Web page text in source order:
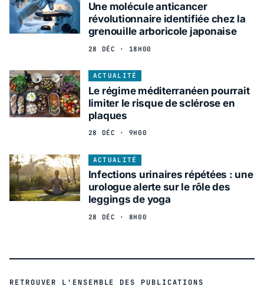
Une molécule anticancer
révolutionnaire identifiée chez la
grenouille arboricole japonaise
28 DÉC · 18H00
ACTUALITÉ
Le régime méditerranéen pourrait
limiter le risque de sclérose en
plaques
28 DÉC · 9H00
ACTUALITÉ
Infections urinaires répétées : une
urologue alerte sur le rôle des
leggings de yoga
28 DÉC · 8H00
RETROUVER L'ENSEMBLE DES PUBLICATIONS